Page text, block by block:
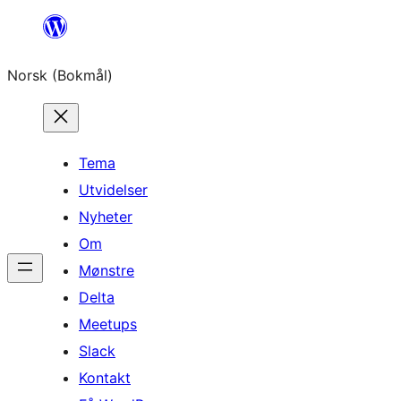
Hopp
innhold
Norsk (Bokmål)
Tema
Utvidelser
Nyheter
Om
Mønstre
Delta
Meetups
Slack
Kontakt